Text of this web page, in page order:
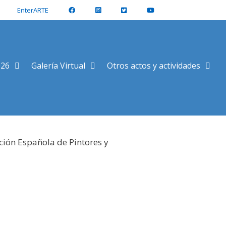
EnterARTE
Galería Virtual Otros actos y actividades
Española de Pintores y